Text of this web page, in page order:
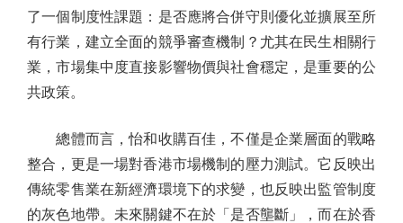
了一個制度性課題：是否應將合併守則優化並擴展至所
有行業，建立全面的競爭審查機制？尤其在民生相關行
業，市場集中度直接影響物價與社會穩定，是重要的公
共政策。
總體而言，怡和收購百佳，不僅是企業層面的戰略
整合，更是一場對香港市場機制的壓力測試。它反映出
傳統零售業在新經濟環境下的求變，也反映出監管制度
的灰色地帶。未來關鍵不在於「是否壟斷」，而在於香